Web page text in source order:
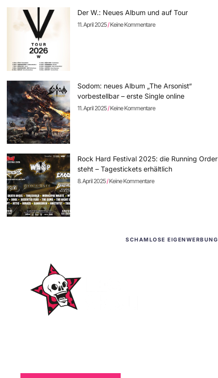
Der W.: Neues Album und auf Tour
11. April 2025 Keine Kommentare
Sodom: neues Album „The Arsonist“
vorbestellbar – erste Single online
11. April 2025 Keine Kommentare
Rock Hard Festival 2025: die Running Order
steht – Tagestickets erhältlich
8. April 2025 Keine Kommentare
SCHAMLOSE EIGENWERBUNG